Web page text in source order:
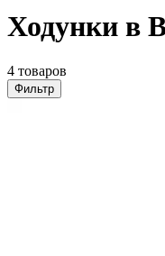
Ходунки в
4 товаров
Фильтр